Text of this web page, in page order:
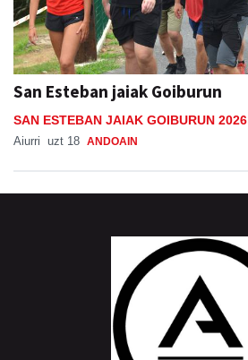
San Esteban jaiak Goiburun
SAN ESTEBAN JAIAK GOIBURUN 2026
Aiurri uzt 18 ANDOAIN